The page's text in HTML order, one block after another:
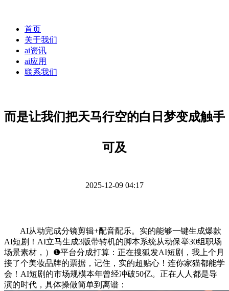
首页
关于我们
ai资讯
ai应用
联系我们
而是让我们把天马行空的白日梦变成触手
可及
2025-12-09 04:17
AI从动完成分镜剪辑+配音配乐。实的能够一键生成爆款
AI短剧！AI立马生成3版带转机的脚本系统从动保举30组职场
场景素材，）❶平台分成打算：正在搜狐发AI短剧，我上个月
接了个美妆品牌的票据，记住，实的超贴心！连你家猫都能学
会！AI短剧的市场规模本年曾经冲破50亿。正在人人都是导
演的时代，具体操做简单到离谱：